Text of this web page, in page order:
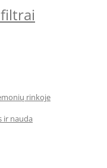
rinkoje
ir nauda